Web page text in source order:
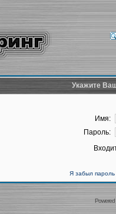
Укажите
Имя:
Пароль:
Я забыл пароль